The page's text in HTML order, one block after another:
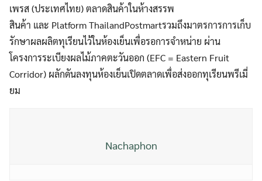
เพรส (ประเทศไทย) ตลาดสินค้าในห้างสรรพ
สินค้า และ Platform ThailandPostmartรวมถึงมาตรการการเก็บ
รักษาผลผลิตทุเรียนไว้ในห้องเย็นเพื่อรอการจำหน่าย ผ่าน
โครงการระเบียงผลไม้ภาคตะวันออก (EFC = Eastern Fruit
Corridor) ผลักดันลงทุนห้องเย็นเปิดตลาดเพื่อส่งออกทุเรียนพรีเมี่
ยม
Nachaphon